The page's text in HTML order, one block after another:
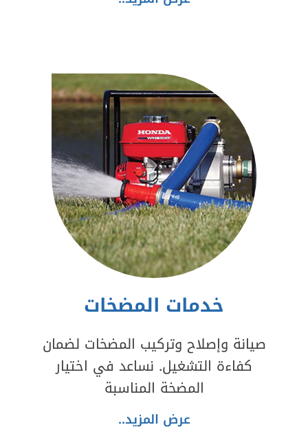
خدمات المضخات
صيانة وإصلاح وتركيب المضخات لضمان
كفاءة التشغيل. نساعد في اختيار
المضخة المناسبة
عرض المزيد..